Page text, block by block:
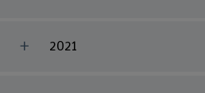
2021